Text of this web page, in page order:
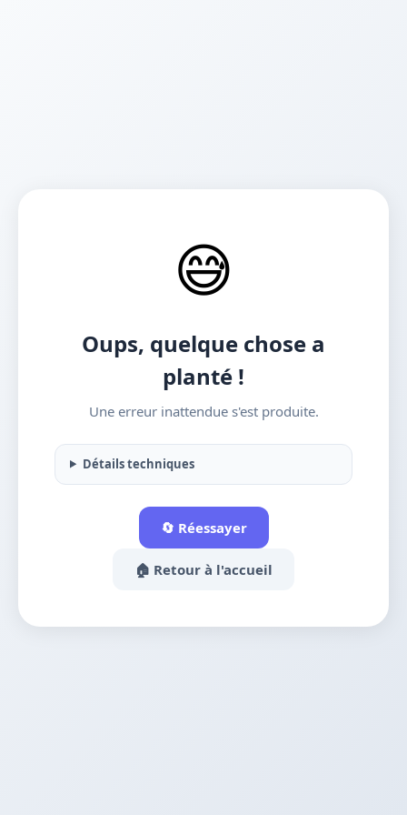
😅
Oups, quelque chose a
planté !
Une erreur inattendue s'est produite.
Détails techniques
🔄 Réessayer
🏠 Retour à l'accueil